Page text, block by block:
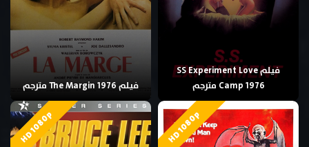
فيلم SS Experiment Love
Camp 1976 مترجم
فيلم The Margin 1976 مترجم
HD 1080p
HD 1080p